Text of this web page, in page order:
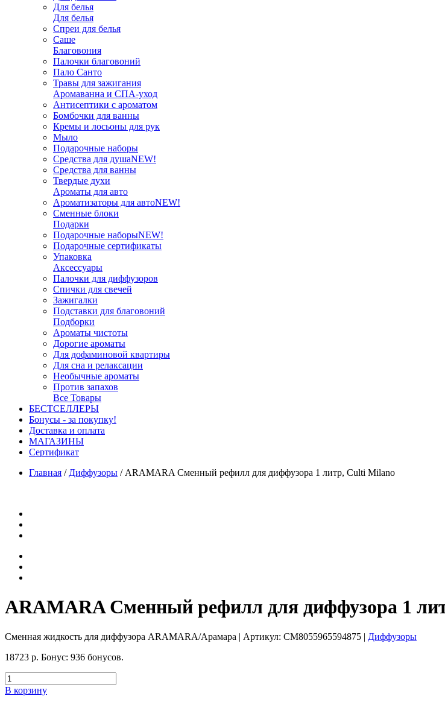
Для белья
Для белья
Спреи для белья
Саше
Благовония
Палочки благовоний
Пало Санто
Травы для зажигания
Аромаванна и СПА-уход
Антисептики с ароматом
Бомбочки для ванны
Кремы и лосьоны для рук
Мыло
Подарочные наборы
Средства для душаNEW!
Средства для ванны
Твердые духи
Ароматы для авто
Ароматизаторы для автоNEW!
Сменные блоки
Подарки
Подарочные наборыNEW!
Подарочные сертификаты
Упаковка
Аксессуары
Палочки для диффузоров
Спички для свечей
Зажигалки
Подставки для благовоний
Подборки
Ароматы чистоты
Дорогие ароматы
Для дофаминовой квартиры
Для сна и релаксации
Необычные ароматы
Против запахов
Все Товары
БЕСТСЕЛЛЕРЫ
Бонусы - за покупку!
Доставка и оплата
МАГАЗИНЫ
Cертификат
Главная / Диффузоры / ARAMARA Сменный рефилл для диффузора 1 литр, Culti Milano
ARAMARA Сменный рефилл для диффузора 1
Сменная жидкость для диффузора ARAMARA/Арамара | Артикул: CM8055965594875 | Диффузоры
18723 р. Бонус: 936 бонусов.
В корзину